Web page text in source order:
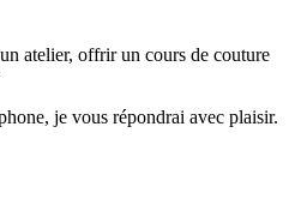
atelier, offrir un cours de couture
je vous répondrai avec plaisir.